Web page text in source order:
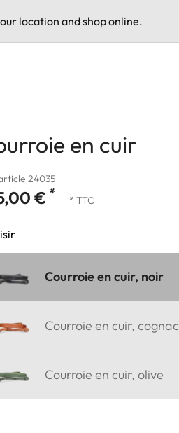
location and shop online.
en cuir
24035
€ * * TTC
Courroie en cuir, noir
Courroie en cuir, cognac
Courroie en cuir, olive